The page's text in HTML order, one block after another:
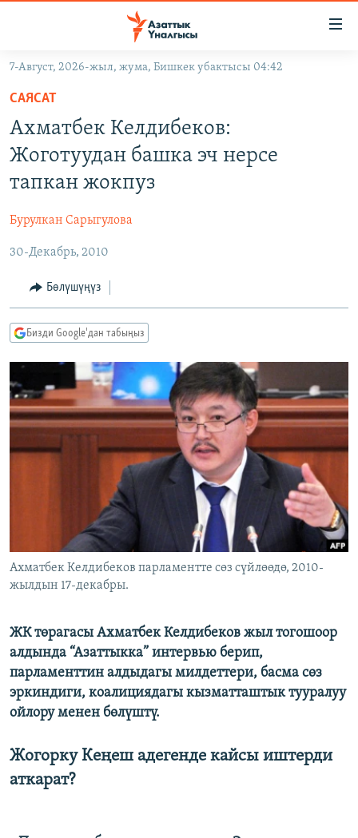
Навигацияга
өтүңүз
Издөөгө
салыңыз
КЫРГЫЗСТАН
МАДАНИЯТ
УКРАИНА
ТВ ПРОГРАММАЛАР
БҮГҮН АЗАТТЫКТА
ЭКСПЕРТТЕР ТАЛДАЙТ
ДАНИСТЕ
ЭЖЕ-СИҢДИЛЕР
АЗАТТЫК+
ЫҢГАЙСЫЗ СУРООЛОР
ПОДКАСТ
ӨЗГӨЧӨ ПИКИР
Русский
ОНЛАЙН ШЕРИНЕ
ЭЕ/АРнун бардык сайттары
7-Август, 2026-жыл, жума, Бишкек убактысы 04:42
САЯСАТ
Ахматбек Келдибеков:
Жоготуудан башка эч нерсе
тапкан жокпуз
Бурулкан Сарыгулова
30-Декабрь, 2010
Бөлүшүңүз
Бизди Google'дан табыңыз
Ахматбек Келдибеков парламентте сөз сүйлөөдө, 2010-
жылдын 17-декабры.
ЖК төрагасы Ахматбек Келдибеков жыл тогошоор
алдында “Азаттыкка” интервью берип,
парламенттин алдыдагы милдеттери, басма сөз
эркиндиги, коалициядагы кызматташтык тууралуу
ойлору менен бөлүштү.
Жогорку Кеңеш адегенде кайсы иштерди
аткарат?